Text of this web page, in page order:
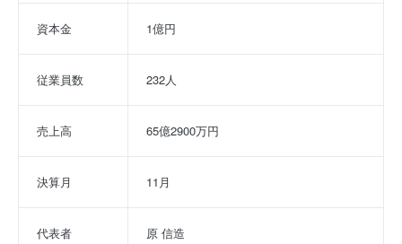
資本金 1億円
従業員数 232人
売上高 65億2900万円
決算月 11月
代表者 原 信造